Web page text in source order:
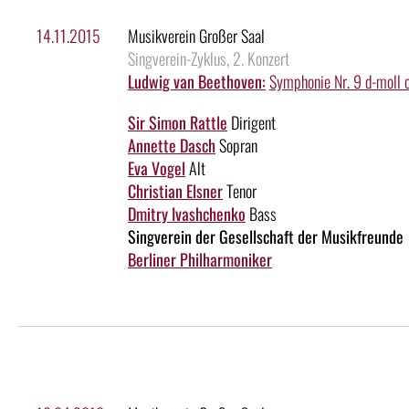
14.11.2015
Musikverein Großer Saal
Singverein-Zyklus, 2. Konzert
Ludwig van Beethoven:Symphonie Nr. 9 d-moll
Sir Simon Rattle Dirigent
Annette DaschSopran
Eva VogelAlt
Christian ElsnerTenor
Dmitry Ivashchenko Bass
Singverein der Gesellschaft der Musikfreunde
Berliner Philharmoniker